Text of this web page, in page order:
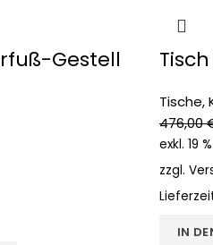
Gestell
Tische,
476,00
exkl. 19
zzgl.
IN